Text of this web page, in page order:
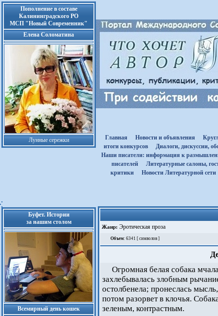
Пополнение в составе
Калининградского РО
МСП "Новый Современник"
Елена Соломатина
Лунные сережки Главная Новости и объявления
итоги конкурсов
Диалоги, дискуссии,
Наши писатели: информация к
писателей
Литературные салоны,
критики
Новости Литературной сети
Буфет. Истории
за нашим столом
Всемирный день кошек
Жанр: Эротическая проза
Объем: 6341 [ символов ]
Огромная белая собака
захлебывалась злобным
остолбенела; пронеслась
потом разорвет в клочья.
зеленым, контрастным.